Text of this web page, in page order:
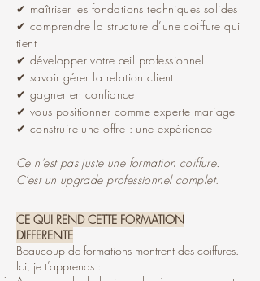
✔ maîtriser les fondations techniques solides
✔ comprendre la structure d’une coiffure qui
tient
✔ développer votre œil professionnel
✔ savoir gérer la relation client
✔ gagner en confiance
✔ vous positionner comme experte mariage
✔ construire une offre : une expérience
Ce n’est pas juste une formation coiffure.
C’est un upgrade professionnel complet.
CE QUI REND CETTE FORMATION
DIFFERENTE
Beaucoup de formations montrent des coiffures.
Ici, je t’apprends :